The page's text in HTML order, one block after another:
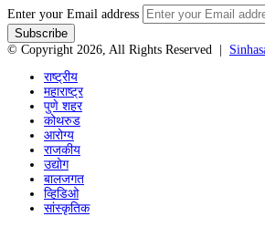
Enter your Email address
© Copyright 2026, All Rights Reserved |
राष्ट्रीय
महाराष्ट्र
पुणे शहर
कोथरुड
आरोग्य
राजकीय
उद्योग
बालजगत
व्हिडिओ
सांस्कृतिक